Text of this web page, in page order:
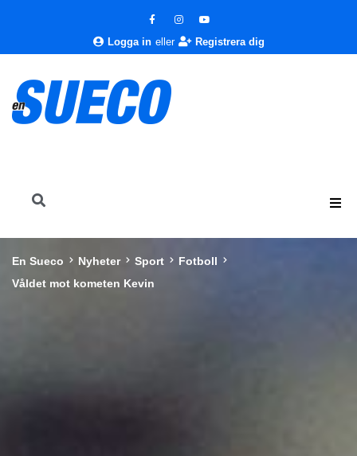
Logga in eller Registrera dig
En Sueco Nyheter Sport
Fotboll
Våldet mot kometen Kevin